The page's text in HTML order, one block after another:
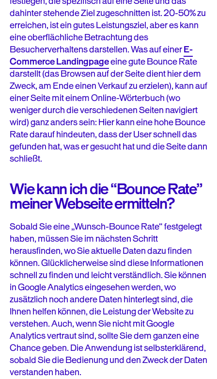
dahinter stehende Ziel zugeschnitten ist. 20-50% zu
erreichen, ist ein gutes Leistungsziel, aber es kann
eine oberflächliche Betrachtung des
Besucherverhaltens darstellen. Was auf einerE-
Commerce Landingpageeine gute Bounce Rate
darstellt (das Browsen auf der Seite dient hier dem
Zweck, am Ende einen Verkauf zu erzielen), kann auf
einer Seite mit einem Online-Wörterbuch (wo
weniger durch die verschiedenen Seiten navigiert
wird) ganz anders sein: Hier kann eine hohe Bounce
Rate darauf hindeuten, dass der User schnell das
gefunden hat, was er gesucht hat und die Seite dann
schließt.
Wie kann ich die “Bounce Rate”
meiner Webseite ermitteln?
Sobald Sie eine „Wunsch-Bounce Rate“ festgelegt
haben, müssen Sie im nächsten Schritt
herausfinden, wo Sie aktuelle Daten dazu finden
können. Glücklicherweise sind diese Informationen
schnell zu finden und leicht verständlich. Sie können
in Google Analytics eingesehen werden, wo
zusätzlich noch andere Daten hinterlegt sind, die
Ihnen helfen können, die Leistung der Website zu
verstehen. Auch, wenn Sie nicht mit Google
Analytics vertraut sind, sollte Sie dem ganzen eine
Chance geben. Die Anwendung ist selbsterklärend,
sobald Sie die Bedienung und den Zweck der Daten
verstanden haben.